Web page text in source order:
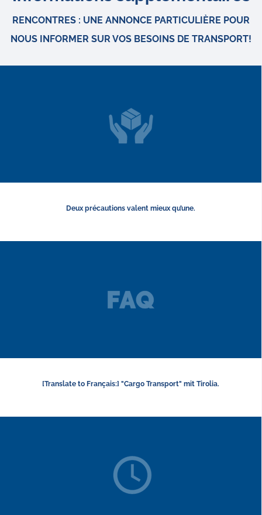
RENCONTRES : UNE ANNONCE PARTICULIÈRE POUR
NOUS INFORMER SUR VOS BESOINS DE TRANSPORT!
Deux précautions valent mieux qu’une.
[Translate to Français:] "Cargo Transport" mit Tirolia.